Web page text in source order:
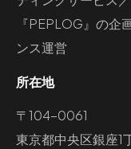
『PEPLOG』の企
ンス運営
所在地
〒104-0061
東京都中央区銀座1